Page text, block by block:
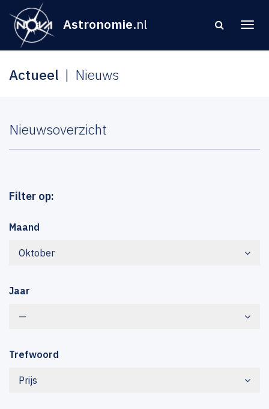
Astronomie.nl
Actueel Nieuws
Nieuwsoverzicht
Filter op:
Maand
Oktober
Jaar
—
Trefwoord
Prijs